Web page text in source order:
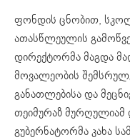
ფონდის ცნობით,
ათასწლეულის
დირექტორმა მაგდა
მოვალეობის
განათლებისა და
თეიმურაზ მურღულიამ
გუბერნატორმა კახა